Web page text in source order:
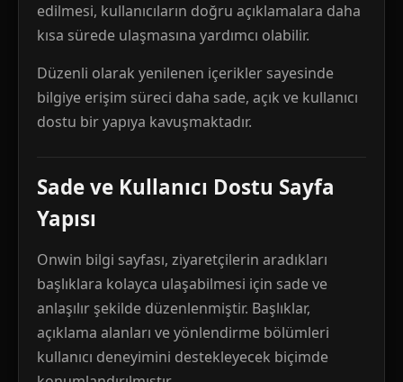
edilmesi, kullanıcıların doğru açıklamalara daha
kısa sürede ulaşmasına yardımcı olabilir.
Düzenli olarak yenilenen içerikler sayesinde
bilgiye erişim süreci daha sade, açık ve kullanıcı
dostu bir yapıya kavuşmaktadır.
Sade ve Kullanıcı Dostu Sayfa
Yapısı
Onwin bilgi sayfası, ziyaretçilerin aradıkları
başlıklara kolayca ulaşabilmesi için sade ve
anlaşılır şekilde düzenlenmiştir. Başlıklar,
açıklama alanları ve yönlendirme bölümleri
kullanıcı deneyimini destekleyecek biçimde